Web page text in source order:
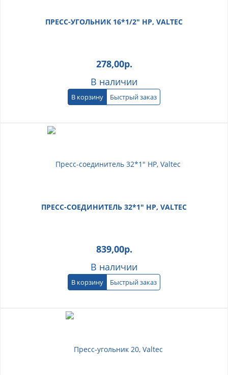
ПРЕСС-УГОЛЬНИК 16*1/2" НР, VALTEC
278,00р.
В наличии
В корзину Быстрый заказ
ПРЕСС-СОЕДИНИТЕЛЬ 32*1" НР, VALTEC
839,00р.
В наличии
В корзину Быстрый заказ